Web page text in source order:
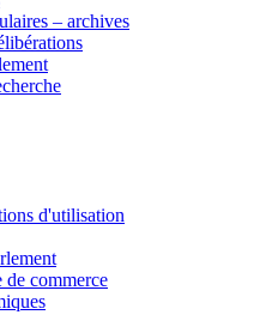
– archives
d'utilisation
de commerce